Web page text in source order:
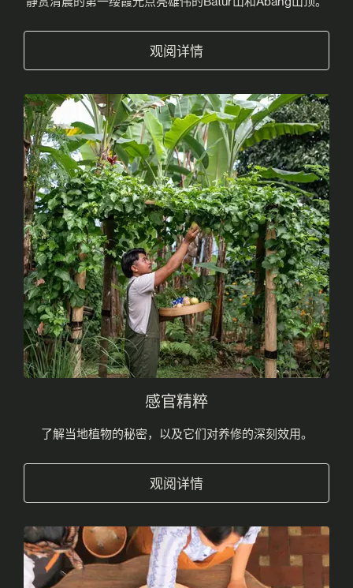
观阅详情
感官精粹
了解当地植物的秘密，以及它们对养修的深刻效用。
观阅详情